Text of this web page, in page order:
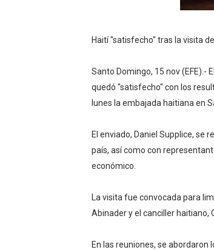
Haití "satisfecho" tras la visita
Santo Domingo, 15 nov (EFE).-
quedó "satisfecho" con los
lunes la embajada haitiana en
El enviado, Daniel Supplice, se
país, así como con
económico.
La visita fue convocada para
Abinader y el canciller haitiano,
En las reuniones, se